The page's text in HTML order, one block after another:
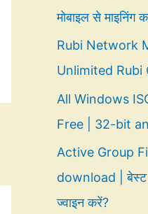
मोबाइल से माइनिंग
Rubi Network
Unlimited Rubi
All Windows
Free | 32-bit
Active Group
download | बेस्ट
ज्वाइन करें?